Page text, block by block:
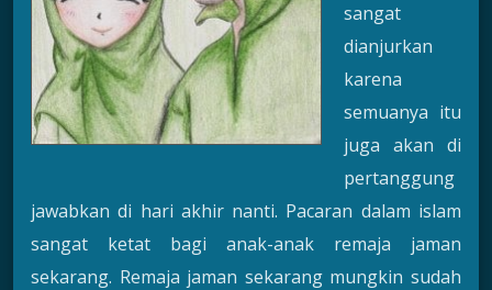
sangat
dianjurkan
karena
semuanya itu
juga akan di
pertanggung
jawabkan di hari akhir nanti. Pacaran dalam islam
sangat ketat bagi anak-anak remaja jaman
sekarang. Remaja jaman sekarang mungkin sudah